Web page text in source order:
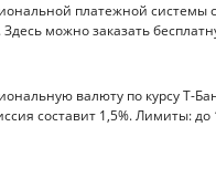
платежной системы
можно заказать
валюту по курсу Т-
составит 1,5%. Лимиты: